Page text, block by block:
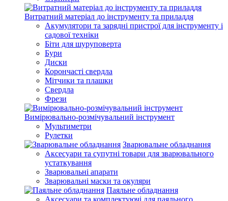
Витратний матеріал до інструменту та приладдя
Акумулятори та зарядні пристрої для інструменту і
садової техніки
Біти для шуруповерта
Бури
Диски
Корончасті свердла
Мітчики та плашки
Свердла
Фрези
Вимірювально-розмічувальний інструмент
Мультиметри
Рулетки
Зварювальне обладнання
Аксесуари та супутні товари для зварювального
устаткування
Зварювальні апарати
Зварювальні маски та окуляри
Паяльне обладнання
Аксесуари та комплектуючі для паяльного